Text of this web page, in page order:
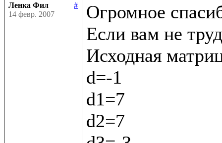
Ленка Фил
#
14 февр. 2007
Огромное
Если вам не
Исходная
d=-1
d1=7
d2=7